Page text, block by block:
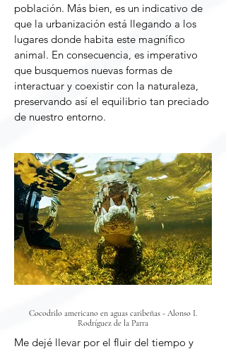
población. Más bien, es un indicativo de
que la urbanización está llegando a los
lugares donde habita este magnífico
animal. En consecuencia, es imperativo
que busquemos nuevas formas de
interactuar y coexistir con la naturaleza,
preservando así el equilibrio tan preciado
de nuestro entorno.
Cocodrilo americano en aguas caribeñas - Alonso I.
Rodríguez de la Parra
Me dejé llevar por el fluir del tiempo y